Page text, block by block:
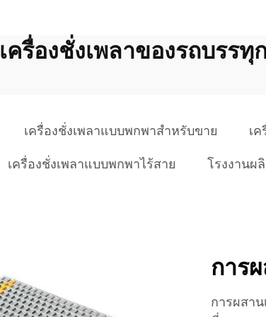
เครื่องชั่งเพลาของรถบรร
เครื่องชั่งเพลาแบบพกพาสำหรับขาย เ
เครื่องชั่งเพลาแบบพกพาไร้สาย โรงงานผ
การ
การผสา